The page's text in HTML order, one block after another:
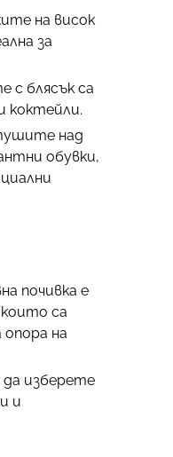
на висок
за
с блясък са
коктейли.
над
обувки,
почивка е
са
на
да изберете
и